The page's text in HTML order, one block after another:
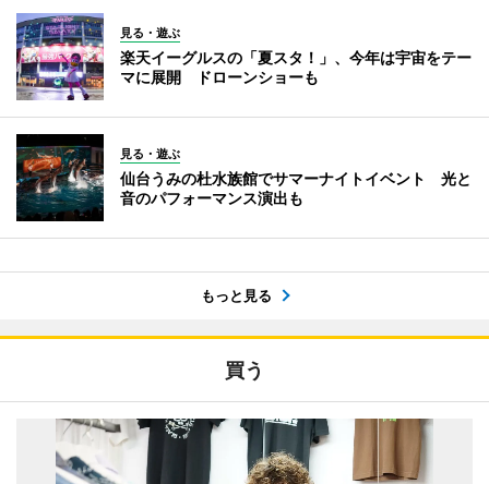
見る・遊ぶ
楽天イーグルスの「夏スタ！」、今年は宇宙をテー
マに展開 ドローンショーも
見る・遊ぶ
仙台うみの杜水族館でサマーナイトイベント 光と
音のパフォーマンス演出も
もっと見る
買う